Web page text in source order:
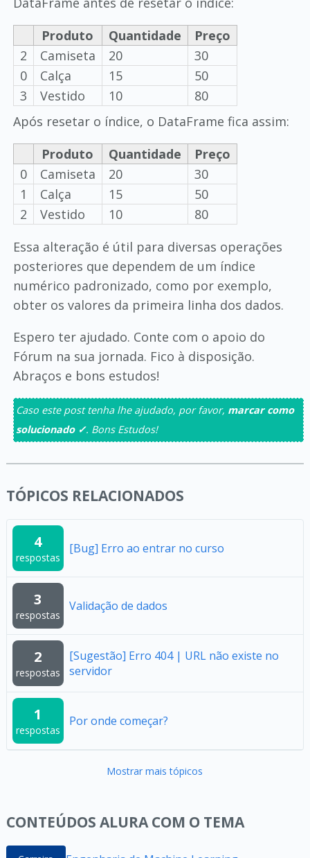
Produto
Quantidade
Preço
2
Camiseta 20
30
0
Calça 15
50
3
Vestido 10
80
Após resetar o índice, o DataFrame fica assim:
Produto
Quantidade
Preço
0
Camiseta 20
30
1
Calça 15
50
2
Vestido 10
80
Essa alteração é útil para diversas operações
posteriores que dependem de um índice
numérico padronizado, como por exemplo,
obter os valores da primeira linha dos dados.
Espero ter ajudado. Conte com o apoio do
Fórum na sua jornada. Fico à disposição.
Abraços e bons estudos!
Caso este post tenha lhe ajudado, por favor, marcar como
solucionado ✓. Bons Estudos!
TÓPICOS RELACIONADOS
4
respostas
[Bug] Erro ao entrar no curso
3
respostas
Validação de dados
2
respostas
[Sugestão] Erro 404 | URL não existe no
servidor
1
respostas
Por onde começar?
Mostrar mais tópicos
CONTEÚDOS ALURA COM O TEMA